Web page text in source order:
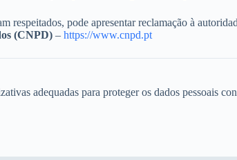
respeitados, pode apresentar reclamação à
(CNPD) – https://www.cnpd.pt
adequadas para proteger os dados pessoais